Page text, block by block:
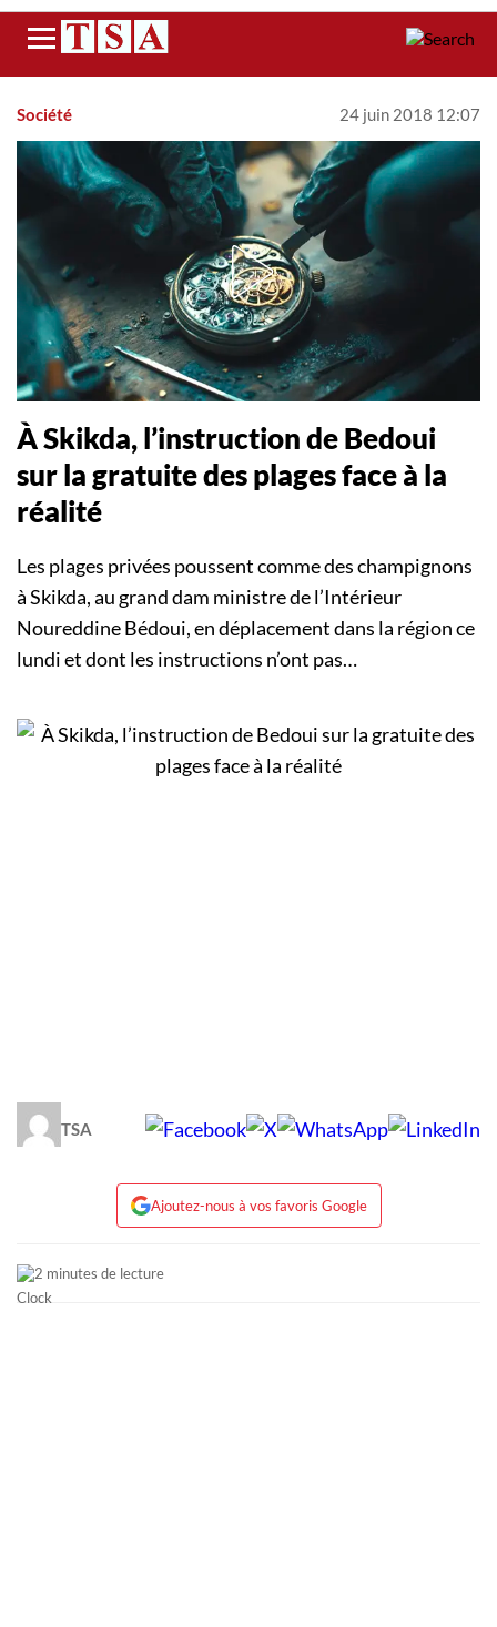
Menu
Société 24 juin 2018 12:07
À Skikda, l’instruction de Bedoui
sur la gratuite des plages face à la
réalité
Les plages privées poussent comme des champignons
à Skikda, au grand dam ministre de l’Intérieur
Noureddine Bédoui, en déplacement dans la région ce
lundi et dont les instructions n’ont pas…
TSA
Ajoutez-nous à vos favoris Google
2 minutes de lecture